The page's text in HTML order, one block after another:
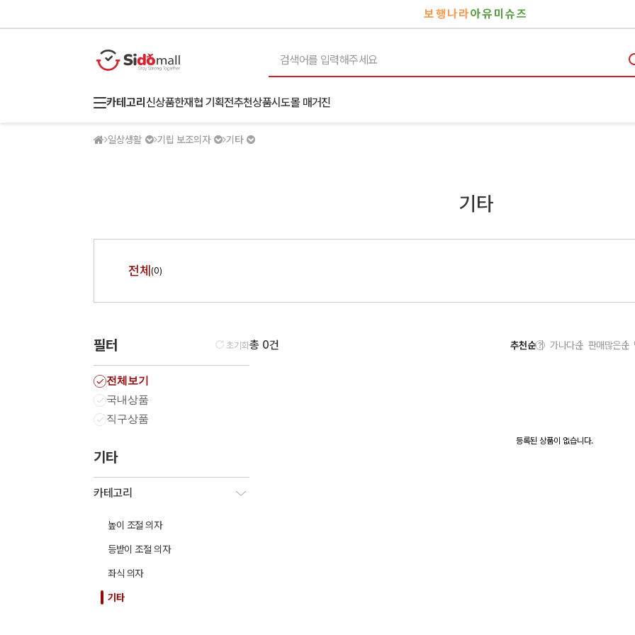
보행나라아유미슈즈
카테고리 신상품한재협 기획전추천상품시도몰 매거진
일상생활 기립 보조의자 기타
기타
전체 (0)
필터 초기화
전체보기
국내상품
직구상품
기타
카테고리
높이 조절 의자
등받이 조절 의자
좌식 의자
기타
총 0건 추천순 가나다순 판매많은순
등록된 상품이 없습니다.